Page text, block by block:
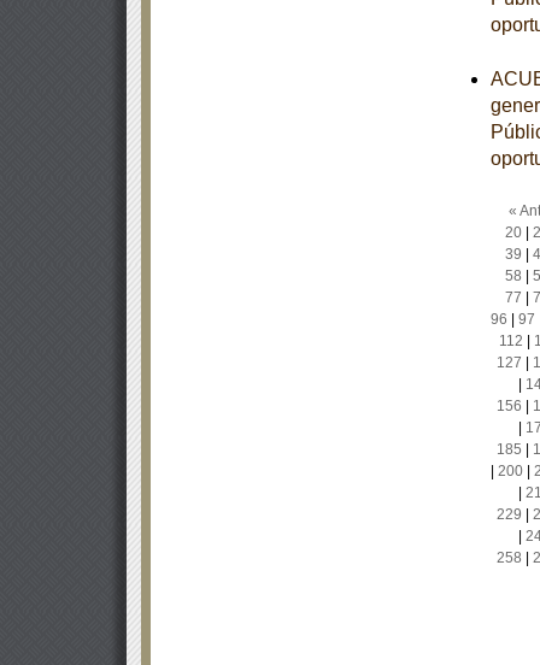
«
20|
39
58
77
96
97
112
127
156
185
200|
229
258